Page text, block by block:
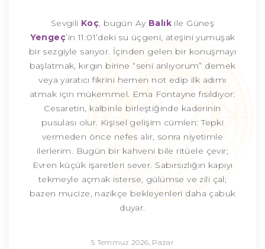
Sevgili Koç, bugün Ay Balık ile Güneş
Yengeç’in 11:01’deki su üçgeni, ateşini yumuşak
bir sezgiyle sarıyor. İçinden gelen bir konuşmayı
başlatmak, kırgın birine “seni anlıyorum” demek
veya yaratıcı fikrini hemen not edip ilk adımı
atmak için mükemmel. Ema Fontayne fısıldıyor:
Cesaretin, kalbinle birleştiğinde kaderinin
pusulası olur. Kişisel gelişim cümlen: Tepki
vermeden önce nefes alır, sonra niyetimle
ilerlerim. Bugün bir kahveni bile ritüele çevir;
Evren küçük işaretleri sever. Sabırsızlığın kapıyı
tekmeyle açmak isterse, gülümse ve zili çal;
bazen mucize, nazikçe bekleyenleri daha çabuk
duyar.
5 Temmuz 2026, Pazar